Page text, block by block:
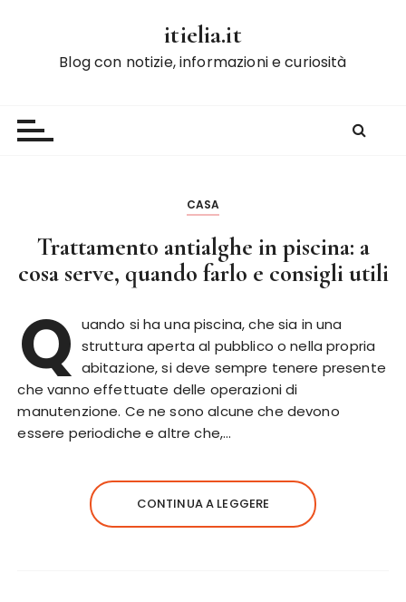
itielia.it
Blog con notizie, informazioni e curiosità
CASA
Trattamento antialghe in piscina: a
cosa serve, quando farlo e consigli utili
Q uando si ha una piscina, che sia in una
struttura aperta al pubblico o nella propria
abitazione, si deve sempre tenere presente
che vanno effettuate delle operazioni di
manutenzione. Ce ne sono alcune che devono
essere periodiche e altre che,…
CONTINUA A LEGGERE